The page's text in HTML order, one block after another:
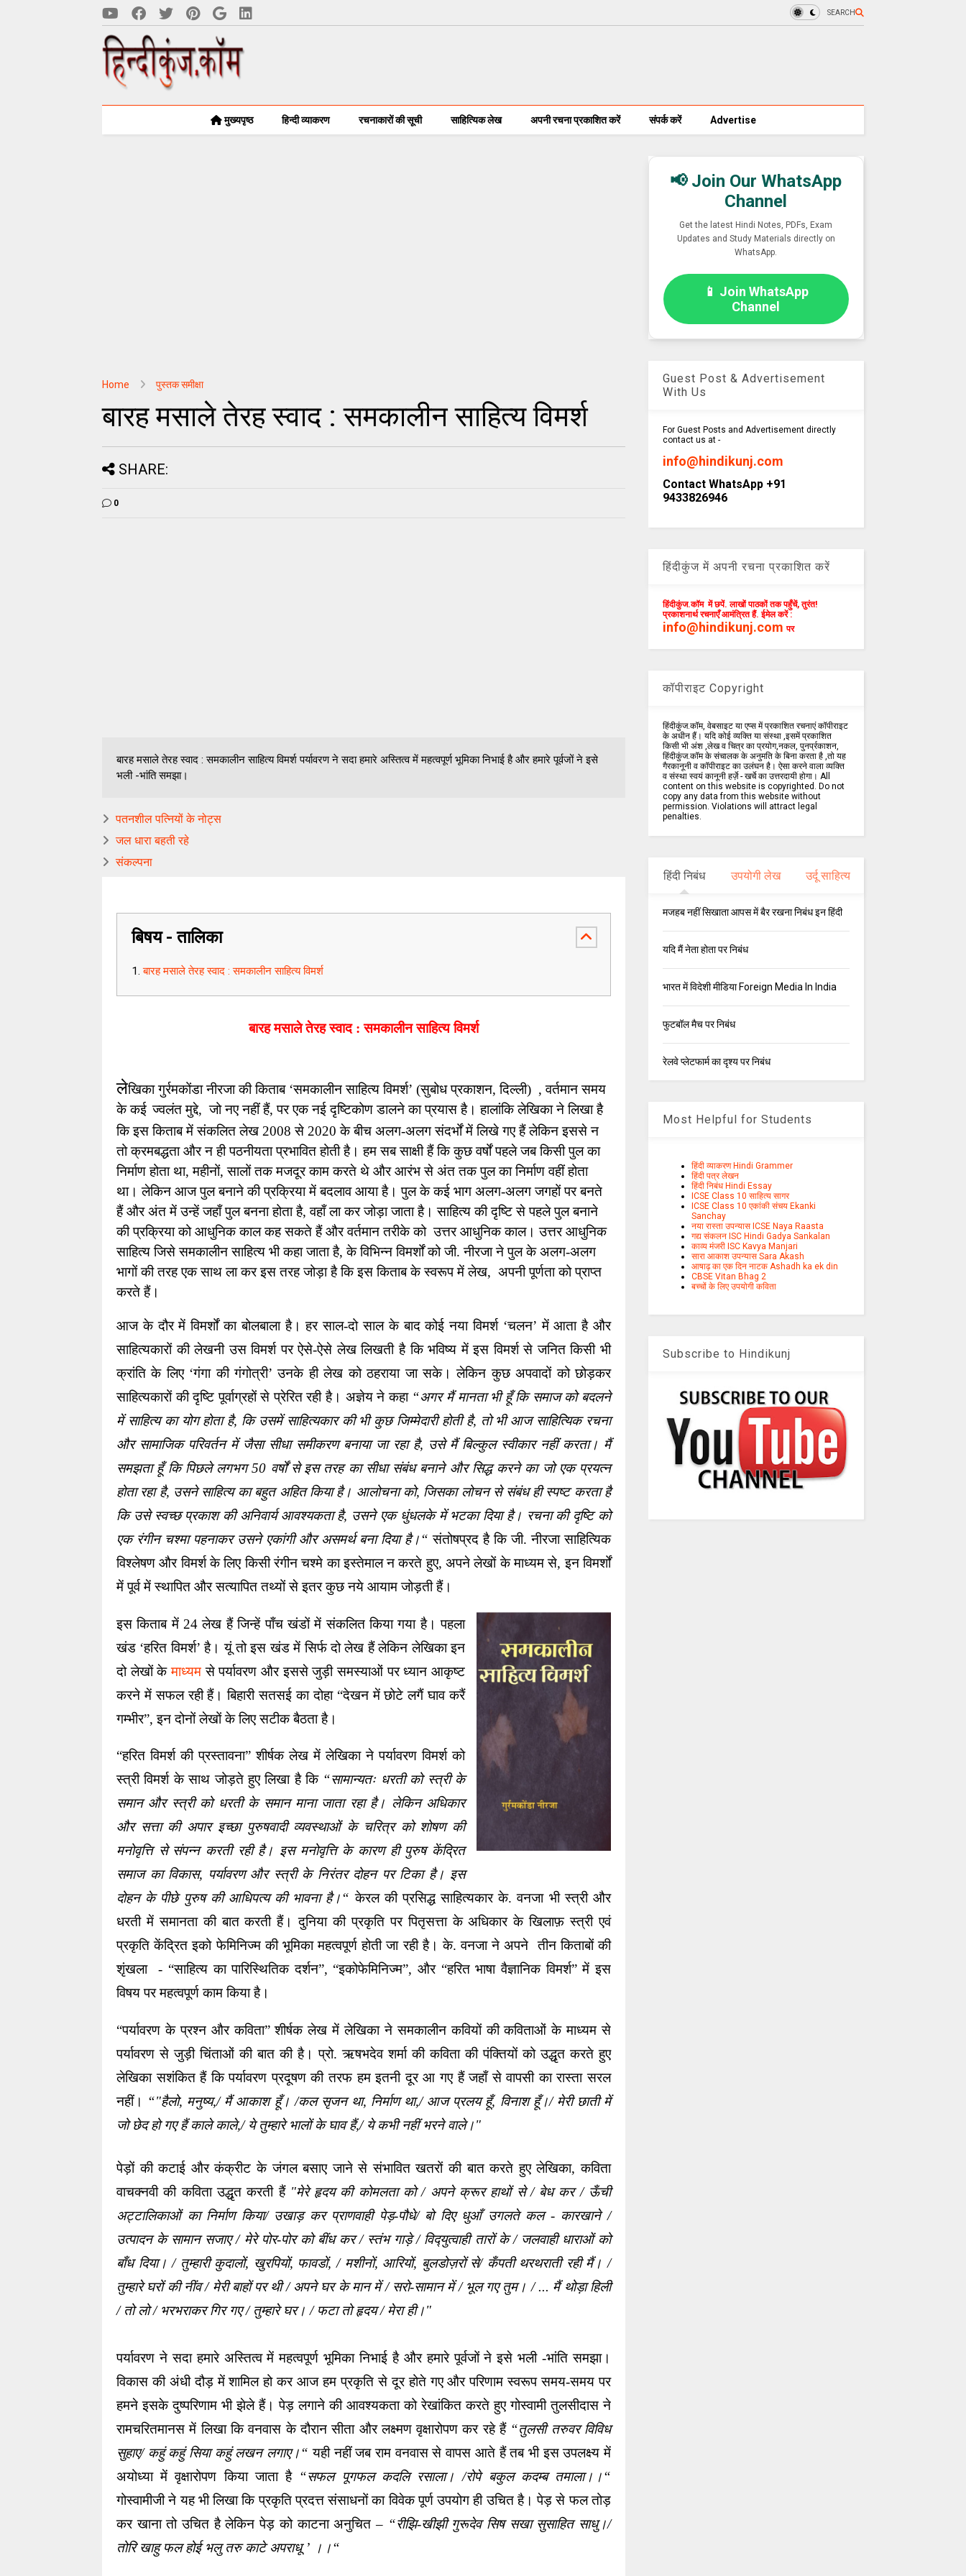
SEARCH
मुख्यपृष्ठ हिन्दी व्याकरण रचनाकारों की सूची साहित्यिक लेख अपनी रचना प्रकाशित करें संपर्क करें Advertise
Home पुस्तक समीक्षा
बारह मसाले तेरह स्वाद : समकालीन साहित्य विमर्श
SHARE:
0
बारह मसाले तेरह स्वाद : समकालीन साहित्य विमर्श पर्यावरण ने सदा हमारे अस्तित्व में महत्वपूर्ण भूमिका निभाई है और हमारे पूर्वजों ने इसे
भली -भांति समझा।
पतनशील पत्नियों के नोट्स
जल धारा बहती रहे
संकल्पना
बिषय - तालिका
बारह मसाले तेरह स्वाद : समकालीन साहित्य विमर्श
बारह मसाले तेरह स्वाद : समकालीन साहित्य विमर्श
लेखिका गुर्रमकोंडा नीरजा की किताब ‘समकालीन साहित्य विमर्श’ (सुबोध प्रकाशन, दिल्ली)  , वर्तमान समय
के कई ज्वलंत मुद्दे,  जो नए नहीं हैं, पर एक नई दृष्टिकोण डालने का प्रयास है। हालांकि लेखिका ने लिखा है
कि इस किताब में संकलित लेख 2008 से 2020 के बीच अलग-अलग संदर्भों में लिखे गए हैं लेकिन इससे न
तो क्रमबद्धता और न ही पठनीयता प्रभावित होती है। हम सब साक्षी हैं कि कुछ वर्षों पहले जब किसी पुल का
निर्माण होता था, महीनों, सालों तक मजदूर काम करते थे और आरंभ से अंत तक पुल का निर्माण वहीं होता
था। लेकिन आज पुल बनाने की प्रक्रिया में बदलाव आया है। पुल के कई भाग अलग-अलग जगहों पर बनते
हैं और अंत में उन्हें जहाँ पुल बनना होता है, वहाँ ला कर जोड़ा जाता है। साहित्य की दृष्टि से पहले पुल बनाने
की प्रक्रिया को आधुनिक काल कह सकते हैं और वर्तमान तरीके को  उत्तर आधुनिक काल। उत्तर आधुनिक
साहित्य जिसे समकालीन साहित्य भी कहा जाता है, के विभिन्न विमर्शों को जी. नीरजा ने पुल के अलग-अलग
भागों की तरह एक साथ ला कर इस तरह जोड़ा है कि इस किताब के स्वरूप में लेख,  अपनी पूर्णता को प्राप्त
करते हैं।
आज के दौर में विमर्शों का बोलबाला है। हर साल-दो साल के बाद कोई नया विमर्श ‘चलन’ में आता है और
साहित्यकारों की लेखनी उस विमर्श पर ऐसे-ऐसे लेख लिखती है कि भविष्य में इस विमर्श से जनित किसी भी
क्रांति के लिए ‘गंगा की गंगोत्री’ उनके ही लेख को ठहराया जा सके। लेकिन कुछ अपवादों को छोड़कर
साहित्यकारों की दृष्टि पूर्वाग्रहों से प्रेरित रही है। अज्ञेय ने कहा “अगर मैं मानता भी हूँ कि समाज को बदलने
में साहित्य का योग होता है, कि उसमें साहित्यकार की भी कुछ जिम्मेदारी होती है, तो भी आज साहित्यिक रचना
और सामाजिक परिवर्तन में जैसा सीधा समीकरण बनाया जा रहा है, उसे मैं बिल्कुल स्वीकार नहीं करता। मैं
समझता हूँ कि पिछले लगभग 50 वर्षों से इस तरह का सीधा संबंध बनाने और सिद्ध करने का जो एक प्रयत्न
होता रहा है, उसने साहित्य का बहुत अहित किया है। आलोचना को, जिसका लोचन से संबंध ही स्पष्ट करता है
कि उसे स्वच्छ प्रकाश की अनिवार्य आवश्यकता है, उसने एक धुंधलके में भटका दिया है। रचना की दृष्टि को
एक रंगीन चश्मा पहनाकर उसने एकांगी और असमर्थ बना दिया है।“ संतोषप्रद है कि जी. नीरजा साहित्यिक
विश्लेषण और विमर्श के लिए किसी रंगीन चश्मे का इस्तेमाल न करते हुए, अपने लेखों के माध्यम से, इन विमर्शों
में पूर्व में स्थापित और सत्यापित तथ्यों से इतर कुछ नये आयाम जोड़ती हैं।
इस किताब में 24 लेख हैं जिन्हें पाँच खंडों में संकलित किया गया है। पहला
खंड ‘हरित विमर्श’ है। यूं तो इस खंड में सिर्फ दो लेख हैं लेकिन लेखिका इन
दो लेखों के माध्यम से पर्यावरण और इससे जुड़ी समस्याओं पर ध्यान आकृष्ट
करने में सफल रही हैं। बिहारी सतसई का दोहा “देखन में छोटे लगैं घाव करैं
गम्भीर”, इन दोनों लेखों के लिए सटीक बैठता है।
“हरित विमर्श की प्रस्तावना” शीर्षक लेख में लेखिका ने पर्यावरण विमर्श को
स्त्री विमर्श के साथ जोड़ते हुए लिखा है कि “सामान्यतः धरती को स्त्री के
समान और स्त्री को धरती के समान माना जाता रहा है। लेकिन अधिकार
और सत्ता की अपार इच्छा पुरुषवादी व्यवस्थाओं के चरित्र को शोषण की
मनोवृत्ति से संपन्न करती रही है। इस मनोवृत्ति के कारण ही पुरुष केंद्रित
समाज का विकास, पर्यावरण और स्त्री के निरंतर दोहन पर टिका है। इस
दोहन के पीछे पुरुष की आधिपत्य की भावना है।“ केरल की प्रसिद्ध साहित्यकार के. वनजा भी स्त्री और
धरती में समानता की बात करती हैं। दुनिया की प्रकृति पर पितृसत्ता के अधिकार के खिलाफ़ स्त्री एवं
प्रकृति केंद्रित इको फेमिनिज्म की भूमिका महत्वपूर्ण होती जा रही है। के. वनजा ने अपने  तीन किताबों की
शृंखला  - “साहित्य का पारिस्थितिक दर्शन”, “इकोफेमिनिज्म”, और “हरित भाषा वैज्ञानिक विमर्श” में इस
विषय पर महत्वपूर्ण काम किया है।
“पर्यावरण के प्रश्न और कविता” शीर्षक लेख में लेखिका ने समकालीन कवियों की कविताओं के माध्यम से
पर्यावरण से जुड़ी चिंताओं की बात की है। प्रो. ऋषभदेव शर्मा की कविता की पंक्तियों को उद्धृत करते हुए
लेखिका सशंकित हैं कि पर्यावरण प्रदूषण की तरफ हम इतनी दूर आ गए हैं जहाँ से वापसी का रास्ता सरल
नहीं। “"हैलो, मनुष्य,/ मैं आकाश हूँ। /कल सृजन था, निर्माण था,/ आज प्रलय हूँ, विनाश हूँ।/ मेरी छाती में
जो छेद हो गए हैं काले काले,/ ये तुम्हारे भालों के घाव हैं,/ ये कभी नहीं भरने वाले।"
पेड़ों की कटाई और कंक्रीट के जंगल बसाए जाने से संभावित खतरों की बात करते हुए लेखिका, कविता
वाचक्नवी की कविता उद्धृत करती हैं "मेरे हृदय की कोमलता को / अपने क्रूर हाथों से / बेध कर / ऊँची
अट्टालिकाओं का निर्माण किया/ उखाड़ कर प्राणवाही पेड़-पौधे/ बो दिए धुआँ उगलते कल - कारखाने /
उत्पादन के सामान सजाए / मेरे पोर-पोर को बींध कर / स्‍तंभ गाड़े / विद्‍युत्वाही तारों के / जलवाही धाराओं को
बाँध दिया। / तुम्हारी कुदालों, खुरपियों, फावडों, / मशीनों, आरियों, बुलडोज़रों से/ कँपती थरथराती रही मैं। /
तुम्हारे घरों की नींव / मेरी बाहों पर थी / अपने घर के मान में / सरो-सामान में / भूल गए तुम। / ... मैं थोड़ा हिली
/ तो लो / भरभराकर गिर गए / तुम्हारे घर। / फटा तो हृदय / मेरा ही।"
पर्यावरण ने सदा हमारे अस्तित्व में महत्वपूर्ण भूमिका निभाई है और हमारे पूर्वजों ने इसे भली -भांति समझा।
विकास की अंधी दौड़ में शामिल हो कर आज हम प्रकृति से दूर होते गए और परिणाम स्वरूप समय-समय पर
हमने इसके दुष्परिणाम भी झेले हैं। पेड़ लगाने की आवश्यकता को रेखांकित करते हुए गोस्वामी तुलसीदास ने
रामचरितमानस में लिखा कि वनवास के दौरान सीता और लक्ष्मण वृक्षारोपण कर रहे हैं “तुलसी तरुवर विविध
सुहाए/ कहुं कहुं सिया कहुं लखन लगाए।“ यही नहीं जब राम वनवास से वापस आते हैं तब भी इस उपलक्ष्य में
अयोध्या में वृक्षारोपण किया जाता है “सफल पूगफल कदलि रसाला। /रोपे बकुल कदम्ब तमाला।।“
गोस्वामीजी ने यह भी लिखा कि प्रकृति प्रदत्त संसाधनों का विवेक पूर्ण उपयोग ही उचित है। पेड़ से फल तोड़
कर खाना तो उचित है लेकिन पेड़ को काटना अनुचित – “रीझि-खीझी गुरूदेव सिष सखा सुसाहित साधु।/
तोरि खाहु फल होई भलु तरु काटे अपराधू ’ ।।“
📢 Join Our WhatsApp
Channel
Get the latest Hindi Notes, PDFs, Exam
Updates and Study Materials directly on
WhatsApp.
📱 Join WhatsApp
Channel
Guest Post & Advertisement
With Us
For Guest Posts and Advertisement directly
contact us at -
info@hindikunj.com
Contact WhatsApp +91
9433826946
हिंदीकुंज में अपनी रचना प्रकाशित करें
हिंदीकुंज.कॉम में छपें. लाखों पाठकों तक पहुँचें, तुरंत!
प्रकाशनार्थ रचनाएँ आमंत्रित हैं. ईमेल करें :
info@hindikunj.com पर
कॉपीराइट Copyright
हिंदीकुंज.कॉम, वेबसाइट या एप्स में प्रकाशित रचनाएं कॉपीराइट
के अधीन हैं। यदि कोई व्यक्ति या संस्था ,इसमें प्रकाशित
किसी भी अंश ,लेख व चित्र का प्रयोग,नकल, पुनर्प्रकाशन,
हिंदीकुंज.कॉम के संचालक के अनुमति के बिना करता है ,तो यह
गैरकानूनी व कॉपीराइट का उलंघन है। ऐसा करने वाला व्यक्ति
व संस्था स्वयं कानूनी हर्ज़े - खर्चे का उत्तरदायी होगा। All
content on this website is copyrighted. Do not
copy any data from this website without
permission. Violations will attract legal
penalties.
हिंदी निबंध उपयोगी लेख उर्दू साहित्य
मजहब नहीं सिखाता आपस में बैर रखना निबंध इन हिंदी
यदि मैं नेता होता पर निबंध
भारत में विदेशी मीडिया Foreign Media In India
फुटबॉल मैच पर निबंध
रेलवे प्लेटफार्म का दृश्य पर निबंध
Most Helpful for Students
हिंदी व्याकरण Hindi Grammer
हिंदी पत्र लेखन
हिंदी निबंध Hindi Essay
ICSE Class 10 साहित्य सागर
ICSE Class 10 एकांकी संचय Ekanki
Sanchay
नया रास्ता उपन्यास ICSE Naya Raasta
गद्य संकलन ISC Hindi Gadya Sankalan
काव्य मंजरी ISC Kavya Manjari
सारा आकाश उपन्यास Sara Akash
आषाढ़ का एक दिन नाटक Ashadh ka ek din
CBSE Vitan Bhag 2
बच्चों के लिए उपयोगी कविता
Subscribe to Hindikunj